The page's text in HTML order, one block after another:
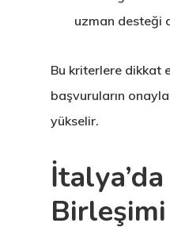
uzman desteği
Bu kriterlere dikkat
başvuruların
yükselir.